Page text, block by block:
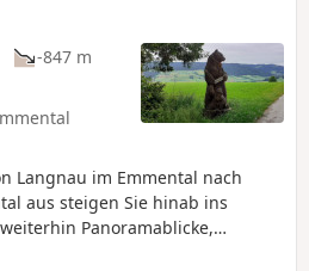
-847 m
Langnau im Emmental nach
aus steigen Sie hinab ins
Panoramablicke,